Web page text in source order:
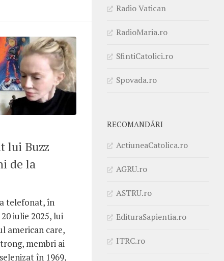
lui Buzz
de la
telefonat, în
iulie 2025, lui
american care,
membri ai
în 1969,
Radio Vatican
RadioMaria.ro
SfintiCatolici.ro
Spovada.ro
RECOMANDĂRI
ActiuneaCatolica.ro
AGRU.ro
ASTRU.ro
EdituraSapientia.ro
ITRC.ro